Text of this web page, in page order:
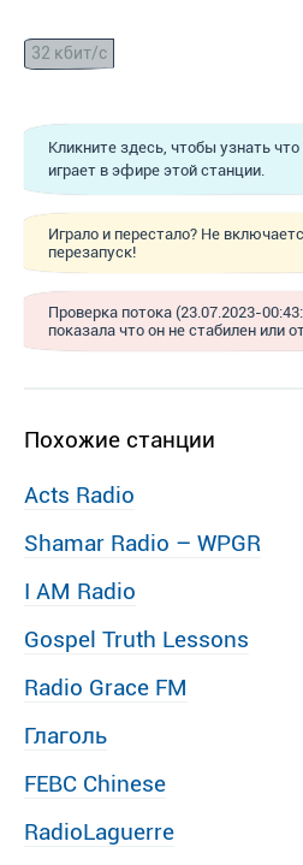
32 кбит/с
Кликните здесь, чтобы узнать что
играет в эфире этой станции.
Играло и перестало? Не
перезапуск!
Проверка потока (23.07.2023-
показала что он не стабилен или
Похожие станции
Acts Radio
Shamar Radio – WPGR
I AM Radio
Gospel Truth Lessons
Radio Grace FM
Глаголь
FEBC Chinese
RadioLaguerre